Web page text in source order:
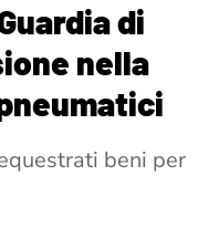
di
nella
beni per